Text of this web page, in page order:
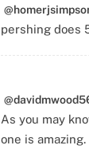
pershing does
As you may
one is